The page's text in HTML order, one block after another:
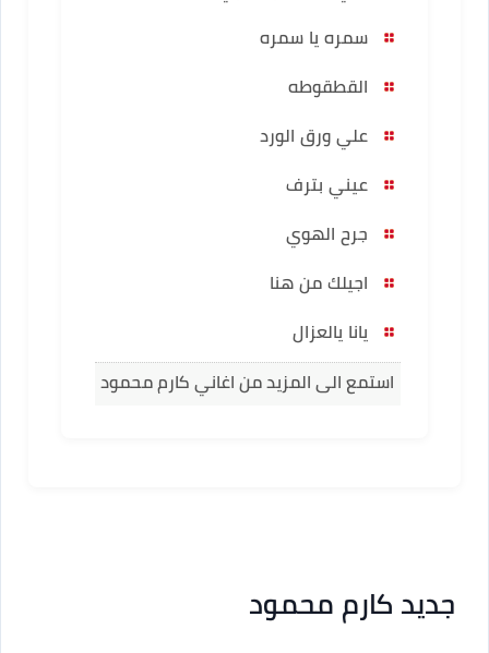
سمره يا سمره
القطقوطه
علي ورق الورد
عيني بترف
جرح الهوي
اجيلك من هنا
يانا يالعزال
استمع الى المزيد من اغاني كارم محمود
جديد كارم محمود